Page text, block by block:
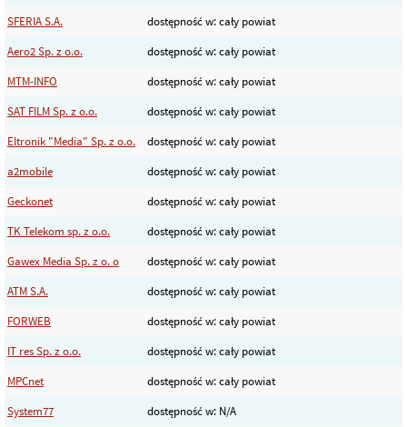
SFERIA S.A.
dostępność w: cały powiat
Aero2 Sp. z o.o.
dostępność w: cały powiat
MTM-INFO
dostępność w: cały powiat
SAT FILM Sp. z o.o.
dostępność w: cały powiat
Eltronik "Media" Sp. z o.o.
dostępność w: cały powiat
a2mobile
dostępność w: cały powiat
Geckonet
dostępność w: cały powiat
TK Telekom sp. z o.o.
dostępność w: cały powiat
Gawex Media Sp. z o. o
dostępność w: cały powiat
ATM S.A.
dostępność w: cały powiat
FORWEB
dostępność w: cały powiat
IT res Sp. z o.o.
dostępność w: cały powiat
MPCnet
dostępność w: cały powiat
System77
dostępność w: N/A